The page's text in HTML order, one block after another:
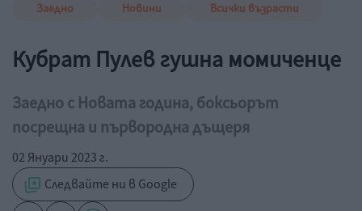
Заедно Новини Всички възрасти
Кубрат Пулев гушна момиченце
Заедно с Новата година, боксьорът
посрещна и първородна дъщеря
02 Януари 2023 г.
Следвайте ни в Google